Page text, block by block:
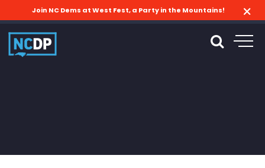
Join NC Dems at West Fest, a Party in the Mountains!